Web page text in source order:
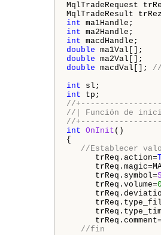
MqlTradeRequest
MqlTradeResult
int ma1Handle;
int ma2Handle;
int
double ma1Val[];
double ma2Val[];
double macdVal[]; //
int sl;
int tp;
//
//| Función de
//
int OnInit ()
{
//Establecer
trReq.action=
trReq.symbol=
trReq.volume=
trReq.comment=
//fin